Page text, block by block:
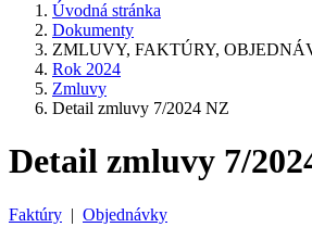
Úvodná stránka
Dokumenty
ZMLUVY, FAKTÚRY,
Rok 2024
Zmluvy
Detail zmluvy 7/2024 NZ
Detail zmluvy 7/
Faktúry | Objednávky